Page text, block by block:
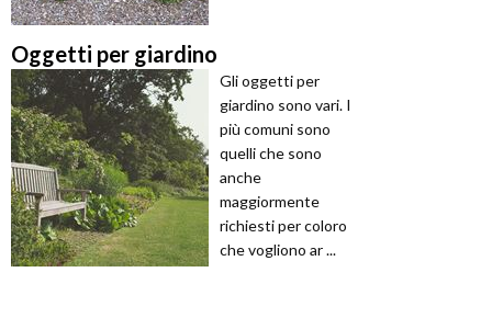
Oggetti per giardino
Gli oggetti per
giardino sono vari. I
più comuni sono
quelli che sono
anche
maggiormente
richiesti per coloro
che vogliono ar ...